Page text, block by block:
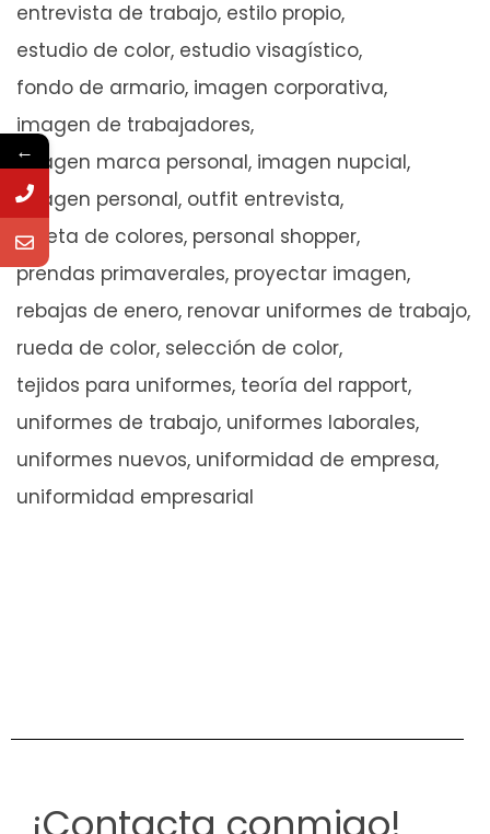
entrevista de trabajo estilo propio
estudio de color estudio visagístico
fondo de armario imagen corporativa
imagen de trabajadores
imagen marca personal imagen nupcial
imagen personal outfit entrevista
paleta de colores personal shopper
prendas primaverales proyectar imagen
rebajas de enero renovar uniformes de trabajo
rueda de color selección de color
tejidos para uniformes teoría del rapport
uniformes de trabajo uniformes laborales
uniformes nuevos uniformidad de empresa
uniformidad empresarial
←